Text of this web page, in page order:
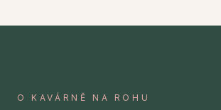
O KAVÁRNĚ NA ROHU